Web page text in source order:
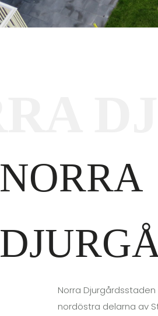
NORRA
Norra
nordöstra delarna av